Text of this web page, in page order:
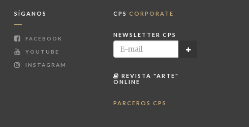
SÍGANOS
FACEBOOK
YOUTUBE
INSTAGRAM
CPS CORPORATE
NEWSLETTER CPS
REVISTA "ARTE"
ONLINE
PARCEROS CPS